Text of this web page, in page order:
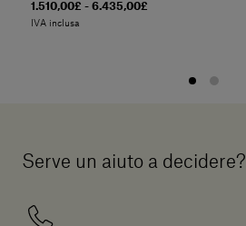
1.510,00£ - 6.435,00£
IVA inclusa
Serve un aiuto a decidere?